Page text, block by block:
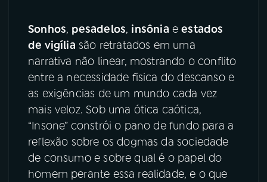
Sonhos, pesadelos, insônia eestados
de vigília são retratados em uma
narrativa não linear, mostrando o conflito
entre a necessidade física do descanso e
as exigências de um mundo cada vez
mais veloz. Sob uma ótica caótica,
“Insone” constrói o pano de fundo para a
reflexão sobre os dogmas da sociedade
de consumo e sobre qual é o papel do
homem perante essa realidade, e o que